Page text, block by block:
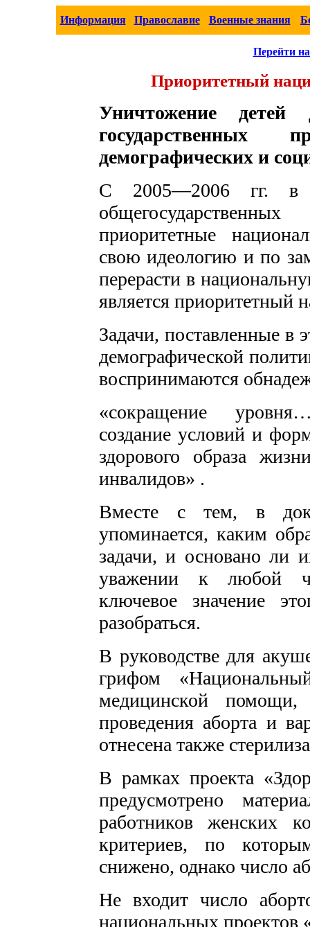
Информация Православие Военные знания
Перейти
Приоритетный
Уничтожение
государственных
демографических и
С 2005—2006 гг. в
приоритетные
свою идеологию и по
перерасти в
является приоритетный
Задачи, поставленные в
демографической
воспринимаются
«сокращение
создание условий и
здорового образа
инвалидов» .
Вместе с тем, в
упоминается, каким
задачи, и основано ли
уважении к любой
ключевое значение
разобраться.
В руководстве для
грифом
медицинской помощи,
проведения аборта и
отнесена также
В рамках проекта
предусмотрено
работников женских
критериев, по
снижено, однако число
Не входит число
национальных проектов